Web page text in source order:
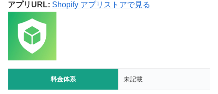
アプリURL: Shopify アプリストアで見る
料金体系 未記載